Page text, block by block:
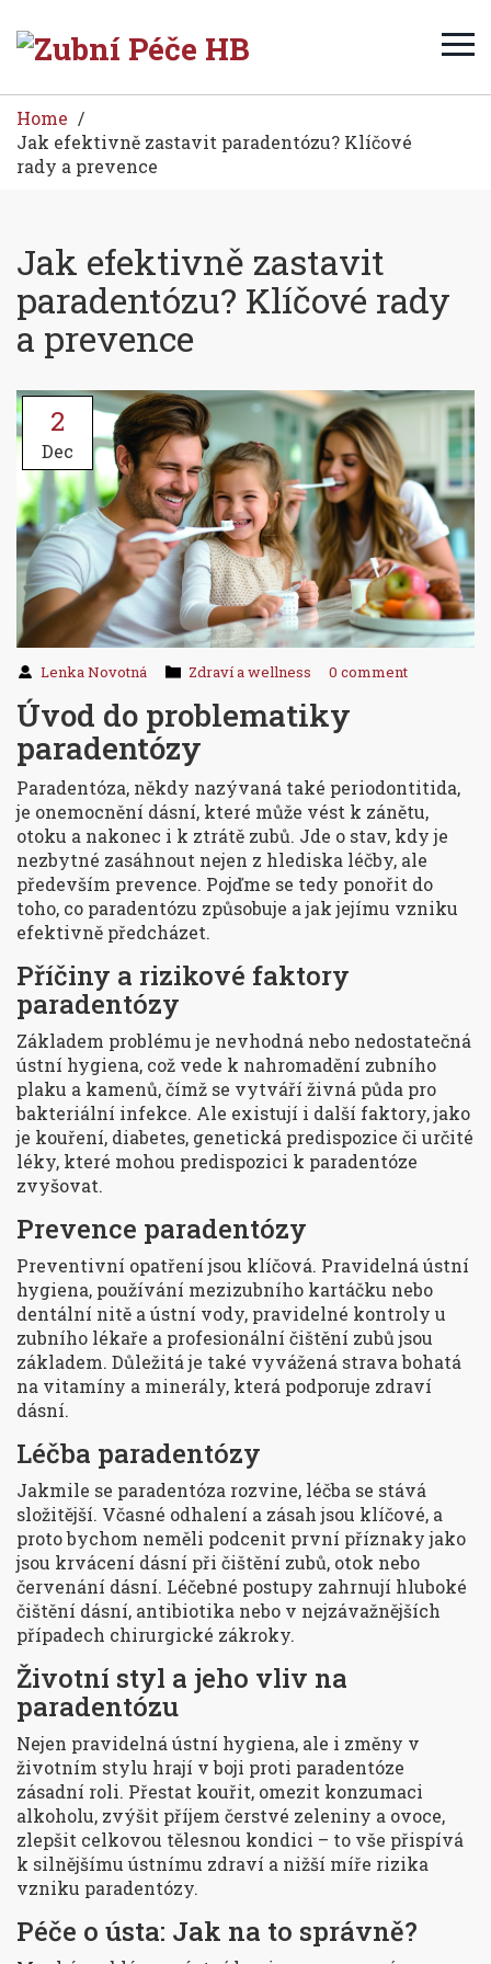
Home
Jak efektivně zastavit paradentózu? Klíčové
rady a prevence
Jak efektivně zastavit
paradentózu? Klíčové rady
a prevence
2
Dec
Lenka Novotná Zdraví a wellness 0 comment
Úvod do problematiky
paradentózy
Paradentóza, někdy nazývaná také periodontitida,
je onemocnění dásní, které může vést k zánětu,
otoku a nakonec i k ztrátě zubů. Jde o stav, kdy je
nezbytné zasáhnout nejen z hlediska léčby, ale
především prevence. Pojďme se tedy ponořit do
toho, co paradentózu způsobuje a jak jejímu vzniku
efektivně předcházet.
Příčiny a rizikové faktory
paradentózy
Základem problému je nevhodná nebo nedostatečná
ústní hygiena, což vede k nahromadění zubního
plaku a kamenů, čímž se vytváří živná půda pro
bakteriální infekce. Ale existují i další faktory, jako
je kouření, diabetes, genetická predispozice či určité
léky, které mohou predispozici k paradentóze
zvyšovat.
Prevence paradentózy
Preventivní opatření jsou klíčová. Pravidelná ústní
hygiena, používání mezizubního kartáčku nebo
dentální nitě a ústní vody, pravidelné kontroly u
zubního lékaře a profesionální čištění zubů jsou
základem. Důležitá je také vyvážená strava bohatá
na vitamíny a minerály, která podporuje zdraví
dásní.
Léčba paradentózy
Jakmile se paradentóza rozvine, léčba se stává
složitější. Včasné odhalení a zásah jsou klíčové, a
proto bychom neměli podcenit první příznaky jako
jsou krvácení dásní při čištění zubů, otok nebo
červenání dásní. Léčebné postupy zahrnují hluboké
čištění dásní, antibiotika nebo v nejzávažnějších
případech chirurgické zákroky.
Životní styl a jeho vliv na
paradentózu
Nejen pravidelná ústní hygiena, ale i změny v
životním stylu hrají v boji proti paradentóze
zásadní roli. Přestat kouřit, omezit konzumaci
alkoholu, zvýšit příjem čerstvé zeleniny a ovoce,
zlepšit celkovou tělesnou kondici – to vše přispívá
k silnějšímu ústnímu zdraví a nižší míře rizika
vzniku paradentózy.
Péče o ústa: Jak na to správně?